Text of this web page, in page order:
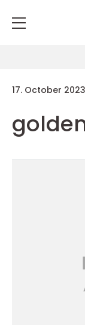
17. October 2023